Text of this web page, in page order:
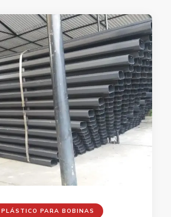
PARA BOBINAS